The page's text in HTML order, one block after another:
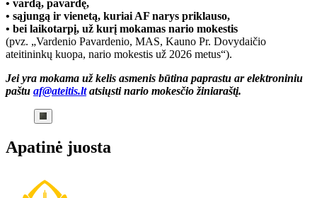
• vardą, pavardę,
• sąjungą ir vienetą, kuriai AF narys priklauso,
• bei laikotarpį, už kurį mokamas nario mokestis
(pvz. „Vardenio Pavardenio, MAS, Kauno Pr. Dovydaičio
ateitininkų kuopa, nario mokestis už 2026 metus“).
Jei yra mokama už kelis asmenis būtina paprastu ar elektroniniu
paštu af@ateitis.ltatsiųsti nario mokesčio žiniaraštį.
Apatinė juosta